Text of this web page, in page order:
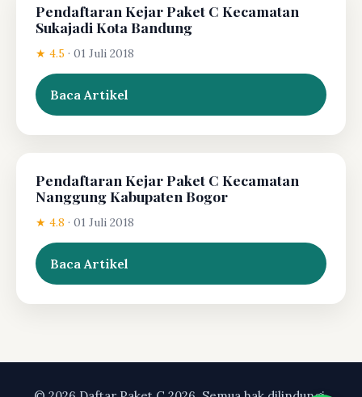
Pendaftaran Kejar Paket C Kecamatan
Sukajadi Kota Bandung
★ 4.5 · 01 Juli 2018
Baca Artikel
Pendaftaran Kejar Paket C Kecamatan
Nanggung Kabupaten Bogor
★ 4.8 · 01 Juli 2018
Baca Artikel